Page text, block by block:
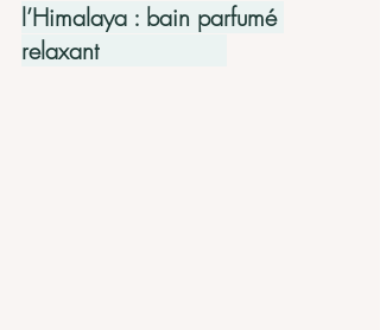
l’Himalaya : bain parfumé
relaxant